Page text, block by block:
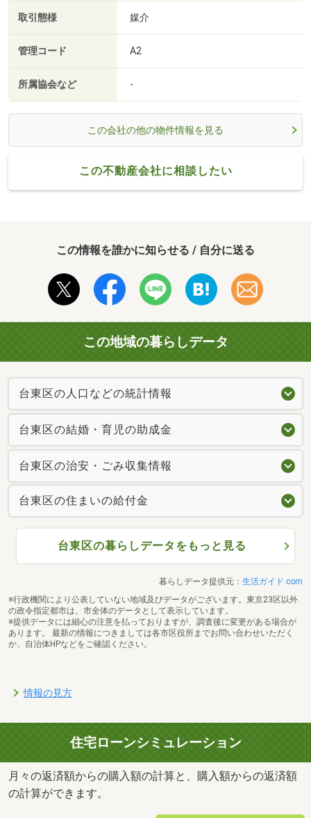
取引態様 媒介
管理コード A2
所属協会など -
この会社の他の物件情報を見る
この不動産会社に相談したい
この情報を誰かに知らせる / 自分に送る
この地域の暮らしデータ
台東区の人口などの統計情報
台東区の結婚・育児の助成金
台東区の治安・ごみ収集情報
台東区の住まいの給付金
台東区の暮らしデータをもっと見る
暮らしデータ提供元： 生活ガイド.com
※行政機関により公表していない地域及びデータがございます。東京23区以外
の政令指定都市は、市全体のデータとして表示しています。
※提供データには細心の注意を払っておりますが、調査後に変更がある場合が
あります。 最新の情報につきましては各市区役所までお問い合わせいただく
か、自治体HPなどをご確認ください。
情報の見方
住宅ローンシミュレーション
月々の返済額からの購入額の計算と、購入額からの返済額
の計算ができます。